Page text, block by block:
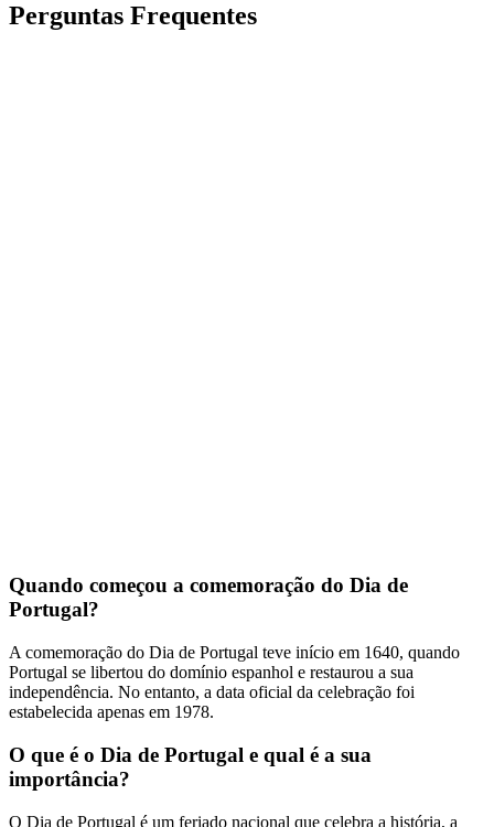
Perguntas Frequentes
Quando começou a comemoração do Dia de
Portugal?
A comemoração do Dia de Portugal teve início em 1640, quando
Portugal se libertou do domínio espanhol e restaurou a sua
independência. No entanto, a data oficial da celebração foi
estabelecida apenas em 1978.
O que é o Dia de Portugal e qual é a sua
importância?
O Dia de Portugal é um feriado nacional que celebra a história, a